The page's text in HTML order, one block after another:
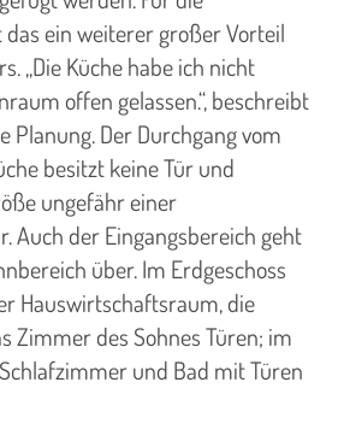
ein weiterer großer Vorteil
„Die Küche habe ich nicht
offen gelassen.“, beschreibt
Planung. Der Durchgang vom
besitzt keine Tür und
ungefähr einer
Auch der Eingangsbereich geht
über. Im Erdgeschoss
Hauswirtschaftsraum, die
Zimmer des Sohnes Türen; im
und Bad mit Türen